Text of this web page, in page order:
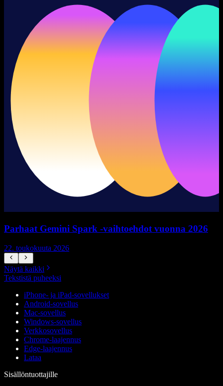
Parhaat Gemini Spark -vaihtoehdot vuonna 2026
22. toukokuuta 2026
Näytä kaikki
Tekstistä puheeksi
iPhone- ja iPad-sovellukset
Android-sovellus
Mac-sovellus
Windows-sovellus
Verkkosovellus
Chrome-laajennus
Edge-laajennus
Lataa
Sisällöntuottajille